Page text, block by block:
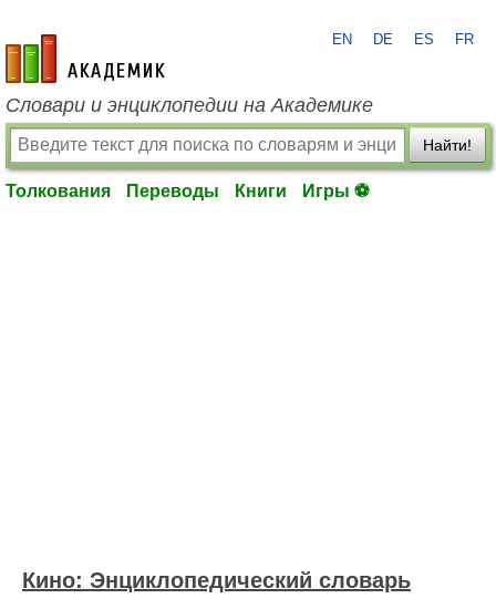
academic.ru
EN DE ES FR
Словари и энциклопедии на Академике
Найти!
Толкования Переводы Книги Игры ⚽
Кино: Энциклопедический словарь